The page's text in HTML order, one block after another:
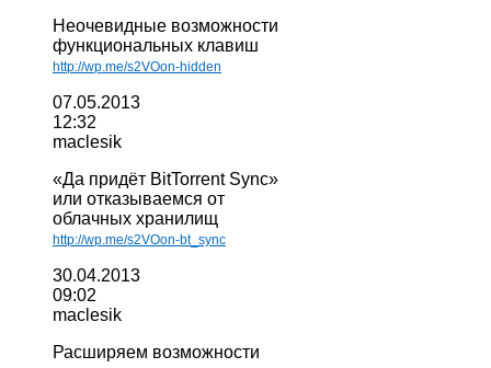
Неочевидные возможности
функциональных клавиш
http://wp.me/s2VOon-hidden
07.05.2013
12:32
maclesik
«Да придёт BitTorrent Sync»
или отказываемся от
облачных хранилищ
http://wp.me/s2VOon-bt_sync
30.04.2013
09:02
maclesik
Расширяем возможности